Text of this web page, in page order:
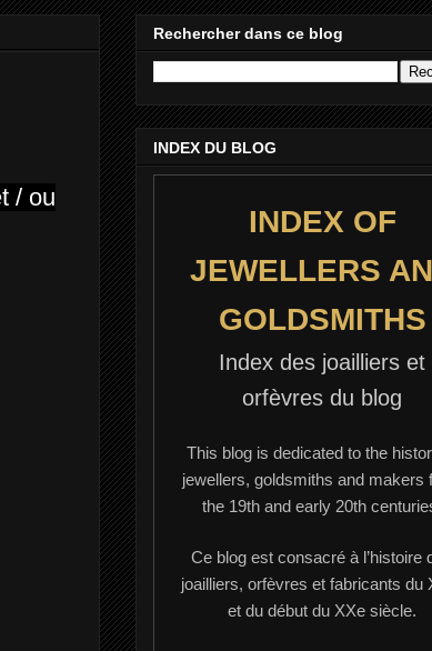
/ ou
Rechercher dans ce blog
INDEX DU BLOG
INDEX OF
JEWELLERS
GOLDSMITHS
Index des joailliers et
orfèvres du blog
This blog is dedicated to the
jewellers, goldsmiths and makers
the 19th and early 20th
Ce blog est consacré à l’histoire
joailliers, orfèvres et fabricants du
et du début du XXe siècle.